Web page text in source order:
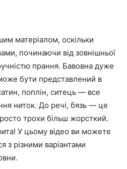
матеріалом, оскільки
починаючи від зовнішньої
прання. Бавовна дуже
бути представлений в
поплін, ситець — все
ниток. До речі, бязь — це
трохи більш жорсткий.
У цьому відео ви можете
з різними варіантами